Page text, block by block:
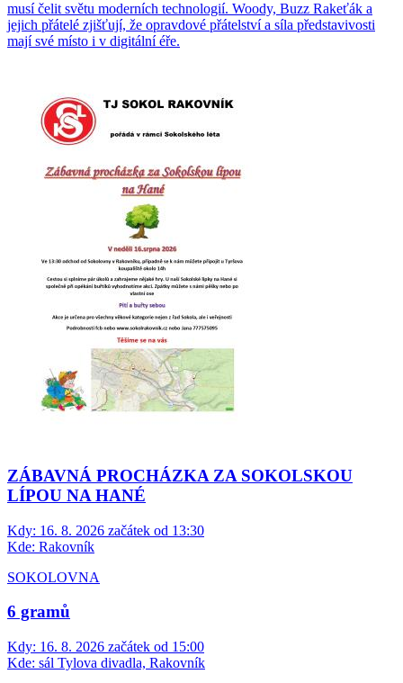
musí čelit světu moderních technologií. Woody, Buzz Rakeťák a
jejich přátelé zjišťují, že opravdové přátelství a síla představivosti
mají své místo i v digitální éře.
ZÁBAVNÁ PROCHÁZKA ZA SOKOLSKOU
LÍPOU NA HANÉ
Kdy: 16. 8. 2026 začátek od 13:30
Kde: Rakovník
SOKOLOVNA
6 gramů
Kdy: 16. 8. 2026 začátek od 15:00
Kde: sál Tylova divadla, Rakovník